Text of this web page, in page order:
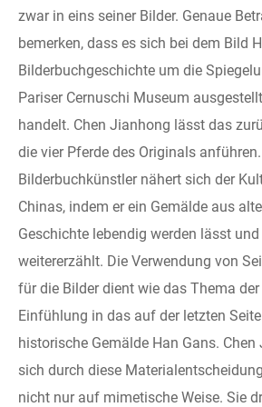
zwar in eins seiner Bilder. Genaue
bemerken, dass es sich bei dem Bild
Bilderbuchgeschichte um die
Pariser Cernuschi Museum
handelt. Chen Jianhong lässt das
die vier Pferde des Originals
Bilderbuchkünstler nähert sich der
Chinas, indem er ein Gemälde aus
Geschichte lebendig werden lässt
weitererzählt. Die Verwendung von
für die Bilder dient wie das Thema
Einfühlung in das auf der letzten
historische Gemälde Han Gans.
sich durch diese
nicht nur auf mimetische Weise. Sie